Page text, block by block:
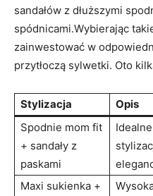
sandałów z dłuższymi
spódnicami.Wybierając
zainwestować w
przytłoczą sylwetki. Oto
Stylizacja
Opis
Spodnie mom fit
+ sandały z
paskami
Maxi sukienka +